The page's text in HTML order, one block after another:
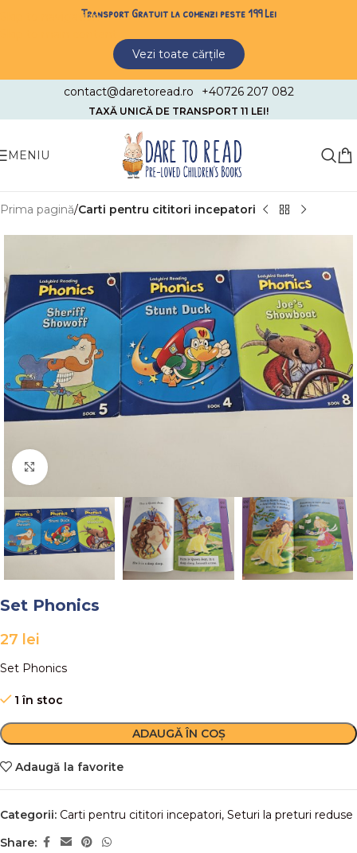
Skip to navigationTransport Gratuit la comenzi peste 199 Lei
Vezi toate cărțile
contact@daretoread.ro +40726 207 082
TAXĂ UNICĂ DE TRANSPORT 11 LEI!
MENIU
Prima pagină Carti pentru cititori incepatori
Faceți click pentru a mări
Set Phonics
27 lei
Set Phonics
1 în stoc
ADAUGĂ ÎN COȘ
Adaugă la favorite
Categorii: Carti pentru cititori incepatori, Seturi la preturi reduse
Share: